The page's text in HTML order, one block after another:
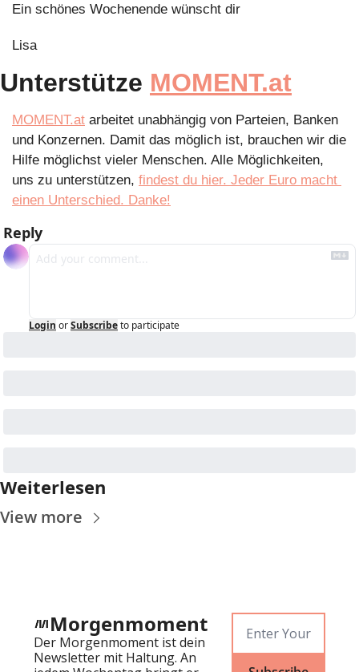
Ein schönes Wochenende wünscht dir
Lisa
Unterstütze MOMENT.at
MOMENT.at arbeitet unabhängig von Parteien, Banken
und Konzernen. Damit das möglich ist, brauchen wir die
Hilfe möglichst vieler Menschen. Alle Möglichkeiten,
uns zu unterstützen, findest du hier. Jeder Euro macht
einen Unterschied. Danke!
Reply
Login orSubscribeto participate
Weiterlesen
View more
Morgenmoment
Der Morgenmoment ist dein
Newsletter mit Haltung. An